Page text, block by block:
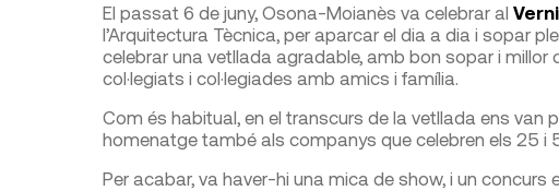
El passat 6 de juny, Osona-Moianès va celebrar al
l’Arquitectura Tècnica, per aparcar el dia a dia i sopar
celebrar una vetllada agradable, amb bon sopar i
col·legiats i col·legiades amb amics i família.
Com és habitual, en el transcurs de la vetllada ens van
homenatge també als companys que celebren els 25 i
Per acabar, va haver-hi una mica de show, i un